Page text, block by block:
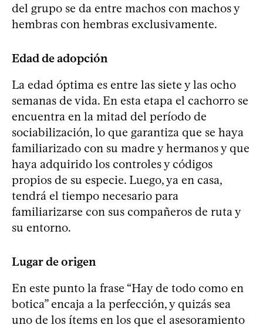
del grupo se da entre machos con machos y
hembras con hembras exclusivamente.
Edad de adopción
La edad óptima es entre las siete y las ocho
semanas de vida. En esta etapa el cachorro se
encuentra en la mitad del período de
sociabilización, lo que garantiza que se haya
familiarizado con su madre y hermanos y que
haya adquirido los controles y códigos
propios de su especie. Luego, ya en casa,
tendrá el tiempo necesario para
familiarizarse con sus compañeros de ruta y
su entorno.
Lugar de origen
En este punto la frase “Hay de todo como en
botica” encaja a la perfección, y quizás sea
uno de los ítems en los que el asesoramiento